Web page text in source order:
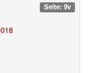
Seite: 9v